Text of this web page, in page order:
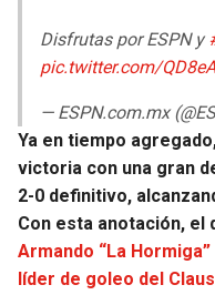
Disfrutas por ESPN y
pic.twitter.com/
— ESPN.com.mx
Ya en tiempo
victoria con una gran
2-0 definitivo,
Con esta anotación, el
Armando “La
líder de goleo del